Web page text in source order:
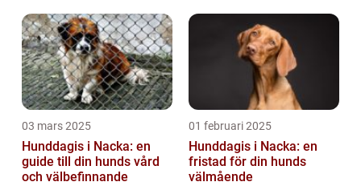
03 mars 2025
Hunddagis i Nacka: en
guide till din hunds vård
och välbefinnande
01 februari 2025
Hunddagis i Nacka: en
fristad för din hunds
välmående